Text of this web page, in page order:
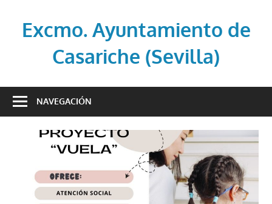
contenidoExcmo. Ayuntamiento de
Casariche (Sevilla)
oficial
Ayuntamiento
(Sevilla)
NAVEGACIÓN